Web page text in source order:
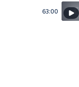
63:00